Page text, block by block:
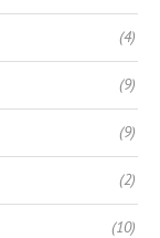
(4)
(9)
(9)
(2)
(10)